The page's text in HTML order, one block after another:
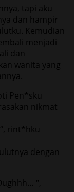
tapi aku
dan hampir
Kemudian
menjadi
dan
wanita yang
Pen*sku
nikmat
rint*hku
dengan
“,